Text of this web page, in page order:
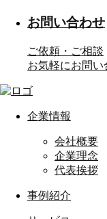
お問い合わせ
ご依頼・ご相談
お気軽にお問い
企業情報
会社概要
企業理念
代表挨拶
事例紹介